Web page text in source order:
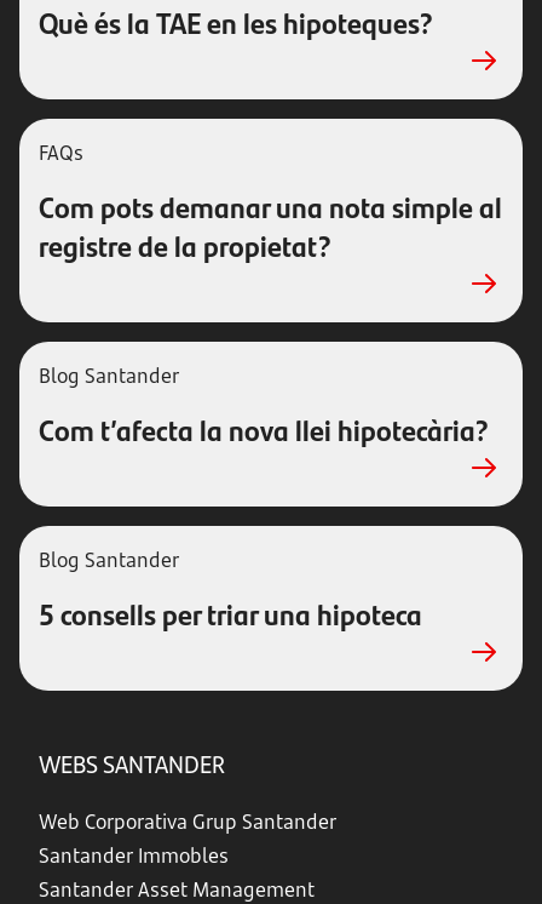
Què és la TAE en les hipoteques?
FAQs
Com pots demanar una nota simple al
registre de la propietat?
Blog Santander
Com t’afecta la nova llei hipotecària?
Blog Santander
5 consells per triar una hipoteca
WEBS SANTANDER
Web Corporativa Grup Santander
Santander Immobles
Santander Asset Management